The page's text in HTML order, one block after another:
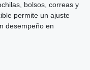
bolsos, correas y
permite un ajuste
desempeño en